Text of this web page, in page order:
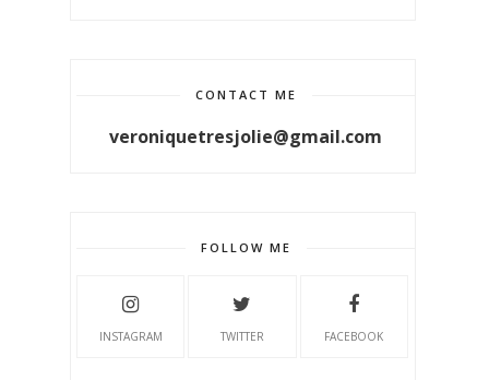
CONTACT ME
veroniquetresjolie@gmail.com
FOLLOW ME
INSTAGRAM TWITTER FACEBOOK